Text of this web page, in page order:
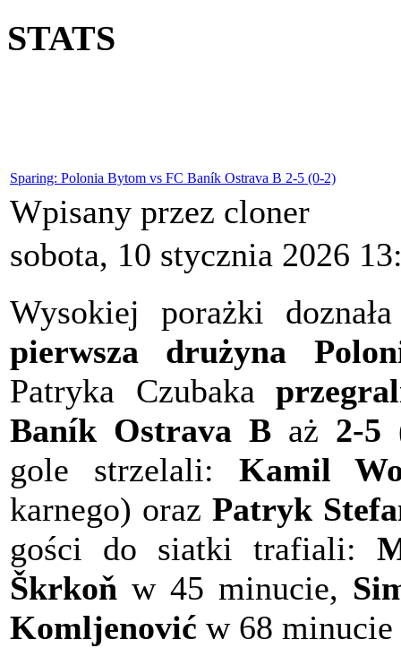
STATS
Sparing: Polonia Bytom vs FC Baník Ostrava B 2-5 (0-2)
Wpisany przez cloner
sobota, 10 stycznia 2026
Wysokiej porażki
pierwsza drużyna
Patryka Czubaka
Baník Ostrava B aż 2-5
gole strzelali: Kamil
karnego) orazPatryk
gości do siatki trafiali:
Škrkoň w 45 minucie,
Komljenović w 68